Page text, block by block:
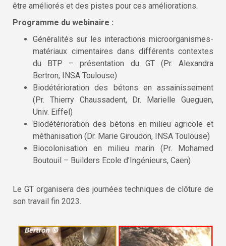
être améliorés et des pistes pour ces améliorations.
Programme du webinaire :
Généralités sur les interactions microorganismes-
matériaux cimentaires dans différents contextes
du BTP – présentation du GT (Pr. Alexandra
Bertron, INSA Toulouse)
Biodétérioration des bétons en assainissement
(Pr. Thierry Chaussadent, Dr. Marielle Gueguen,
Univ. Eiffel)
Biodétérioration des bétons en milieu agricole et
méthanisation (Dr. Marie Giroudon, INSA Toulouse)
Biocolonisation en milieu marin (Pr. Mohamed
Boutouil – Builders Ecole d’Ingénieurs, Caen)
Le GT organisera des journées techniques de clôture de
son travail fin 2023.